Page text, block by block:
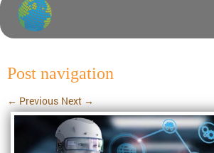
Post navigation
← Previous Next →